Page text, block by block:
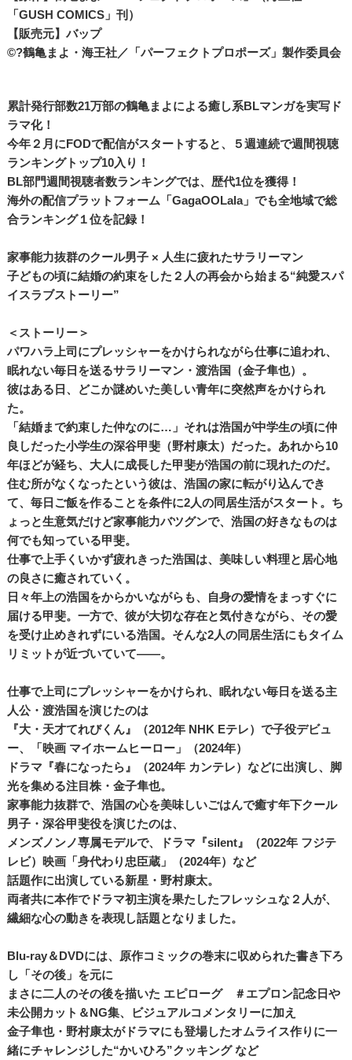
「GUSH COMICS」刊）
【販売元】バップ
©?鶴亀まよ・海王社／「パーフェクトプロポーズ」製作委員会
累計発行部数21万部の鶴亀まよによる癒し系BLマンガを実写ド
ラマ化！
今年２月にFODで配信がスタートすると、５週連続で週間視聴
ランキングトップ10入り！
BL部門週間視聴者数ランキングでは、歴代1位を獲得！
海外の配信プラットフォーム「GagaOOLala」でも全地域で総
合ランキング１位を記録！
家事能力抜群のクール男子 × 人生に疲れたサラリーマン
子どもの頃に結婚の約束をした２人の再会から始まる“純愛スパ
イスラブストーリー”
＜ストーリー＞
パワハラ上司にプレッシャーをかけられながら仕事に追われ、
眠れない毎日を送るサラリーマン・渡浩国（金子隼也）。
彼はある日、どこか謎めいた美しい青年に突然声をかけられ
た。
「結婚まで約束した仲なのに…」それは浩国が中学生の頃に仲
良しだった小学生の深谷甲斐（野村康太）だった。あれから10
年ほどが経ち、大人に成長した甲斐が浩国の前に現れたのだ。
住む所がなくなったという彼は、浩国の家に転がり込んでき
て、毎日ご飯を作ることを条件に2人の同居生活がスタート。ち
ょっと生意気だけど家事能力バツグンで、浩国の好きなものは
何でも知っている甲斐。
仕事で上手くいかず疲れきった浩国は、美味しい料理と居心地
の良さに癒されていく。
日々年上の浩国をからかいながらも、自身の愛情をまっすぐに
届ける甲斐。一方で、彼が大切な存在と気付きながら、その愛
を受け止めきれずにいる浩国。そんな2人の同居生活にもタイム
リミットが近づいていて――。
仕事で上司にプレッシャーをかけられ、眠れない毎日を送る主
人公・渡浩国を演じたのは
『大・天才てれびくん』（2012年 NHK Eテレ）で子役デビュ
ー、「映画 マイホームヒーロー」（2024年）
ドラマ『春になったら』（2024年 カンテレ）などに出演し、脚
光を集める注目株・金子隼也。
家事能力抜群で、浩国の心を美味しいごはんで癒す年下クール
男子・深谷甲斐役を演じたのは、
メンズノンノ専属モデルで、ドラマ『silent』（2022年 フジテ
レビ）映画「身代わり忠臣蔵」（2024年）など
話題作に出演している新星・野村康太。
両者共に本作でドラマ初主演を果たしたフレッシュな２人が、
繊細な心の動きを表現し話題となりました。
Blu-ray＆DVDには、原作コミックの巻末に収められた書き下ろ
し「その後」を元に
まさに二人のその後を描いた エピローグ ＃エプロン記念日や
未公開カット＆NG集、ビジュアルコメンタリーに加え
金子隼也・野村康太がドラマにも登場したオムライス作りに一
緒にチャレンジした“かいひろ”クッキング など